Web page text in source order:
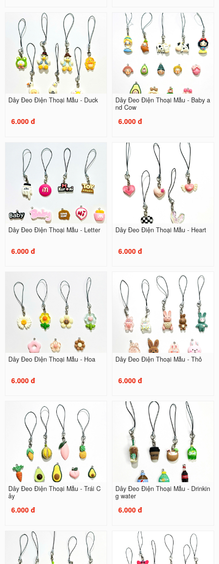
Dây Đeo Điện Thoại Mẫu - Duck
6.000 đ
Dây Đeo Điện Thoại Mẫu - Baby a
nd Cow
6.000 đ
Dây Đeo Điện Thoại Mẫu - Letter
6.000 đ
Dây Đeo Điện Thoại Mẫu - Heart
6.000 đ
Dây Đeo Điện Thoại Mẫu - Hoa
6.000 đ
Dây Đeo Điện Thoại Mẫu - Thỏ
6.000 đ
Dây Đeo Điện Thoại Mẫu - Trái C
ây
6.000 đ
Dây Đeo Điện Thoại Mẫu - Drinkin
g water
6.000 đ